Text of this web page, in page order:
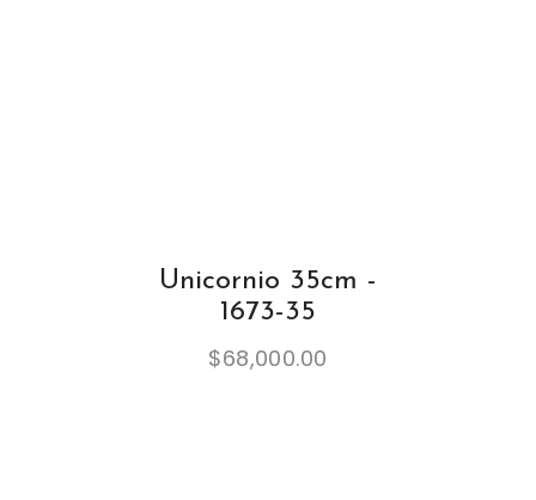
Unicornio 35cm -
1673-35
$68,000.00